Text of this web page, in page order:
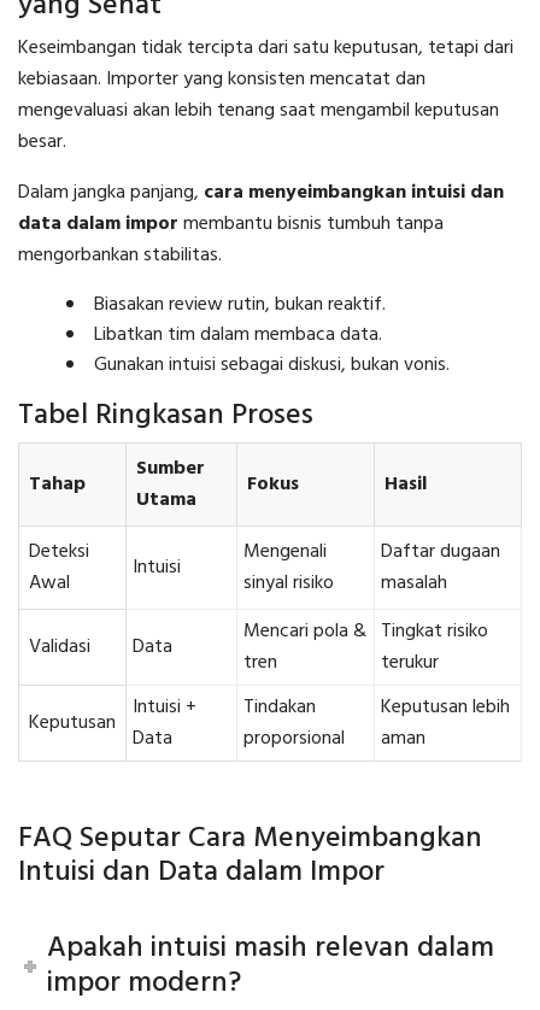
Keseimbangan tidak tercipta dari satu keputusan, tetapi dari
kebiasaan. Importer yang konsisten mencatat dan
mengevaluasi akan lebih tenang saat mengambil keputusan
besar.
Dalam jangka panjang, cara menyeimbangkan intuisi dan
data dalam impormembantu bisnis tumbuh tanpa
mengorbankan stabilitas.
Biasakan review rutin, bukan reaktif.
Libatkan tim dalam membaca data.
Gunakan intuisi sebagai diskusi, bukan vonis.
Tabel Ringkasan Proses
Tahap
Sumber
Utama
Fokus Hasil
Deteksi
Awal
Intuisi
Mengenali
sinyal risiko
Daftar dugaan
masalah
Validasi Data
Mencari pola &
tren
Tingkat risiko
terukur
Keputusan
Intuisi +
Data
Tindakan
proporsional
Keputusan lebih
aman
FAQ Seputar Cara Menyeimbangkan
Intuisi dan Data dalam Impor
Apakah intuisi masih relevan dalam
impor modern?